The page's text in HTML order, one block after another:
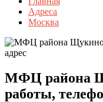
Адреса
Москва
МФЦ района
работы,